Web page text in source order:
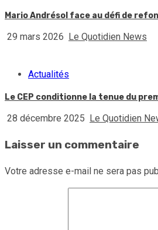
Mario Andrésol face au défi de
29 mars 2026 Le Quotidien News
Actualités
Le CEP conditionne la tenue du
28 décembre 2025 Le Quotidien
Laisser un commentaire
Votre adresse e-mail ne sera pas